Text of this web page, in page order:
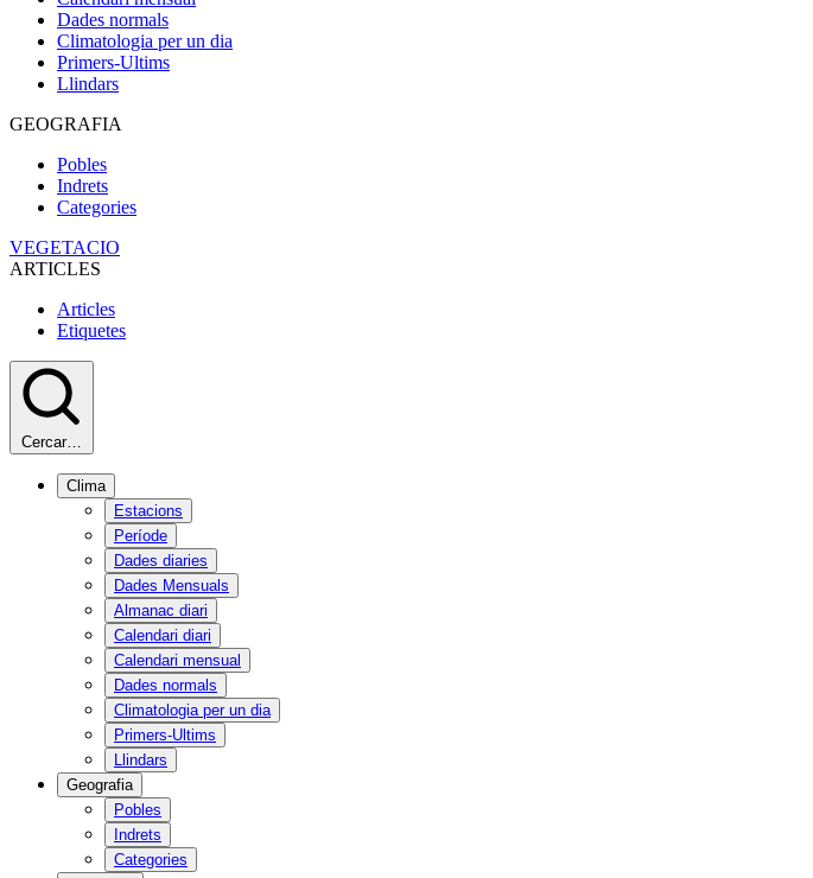
Dades normals
Climatologia per un dia
Primers-Ultims
Llindars
GEOGRAFIA
Pobles
Indrets
Categories
VEGETACIO
ARTICLES
Articles
Etiquetes
Cercar…
Clima
Estacions
Període
Dades diaries
Dades Mensuals
Almanac diari
Calendari diari
Calendari mensual
Dades normals
Climatologia per un dia
Primers-Ultims
Llindars
Geografia
Pobles
Indrets
Categories